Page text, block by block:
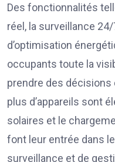
Des fonctionnalités
réel, la surveillance
d’optimisation
occupants toute la
prendre des décisions
plus d’appareils sont
solaires et le
font leur entrée dans
surveillance et de